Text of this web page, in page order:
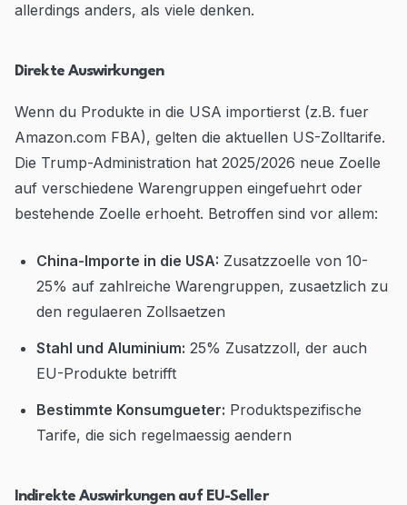
allerdings anders, als viele denken.
Direkte Auswirkungen
Wenn du Produkte in die USA importierst (z.B. fuer
Amazon.com FBA), gelten die aktuellen US-Zolltarife.
Die Trump-Administration hat 2025/2026 neue Zoelle
auf verschiedene Warengruppen eingefuehrt oder
bestehende Zoelle erhoeht. Betroffen sind vor allem:
China-Importe in die USA: Zusatzzoelle von 10-
25% auf zahlreiche Warengruppen, zusaetzlich zu
den regulaeren Zollsaetzen
Stahl und Aluminium: 25% Zusatzzoll, der auch
EU-Produkte betrifft
Bestimmte Konsumgueter: Produktspezifische
Tarife, die sich regelmaessig aendern
Indirekte Auswirkungen auf EU-Seller